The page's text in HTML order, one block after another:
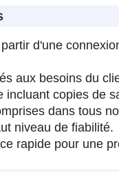
d'une
aux besoins du
copies de
dans tous
niveau de fiabilité.
rapide pour une